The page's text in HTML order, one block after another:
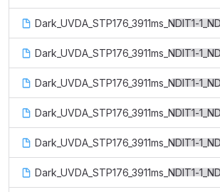
Dark_UVDA_STP176_3911ms_NDIT1-
Dark_UVDA_STP176_3911ms_NDIT1-
Dark_UVDA_STP176_3911ms_NDIT1-
Dark_UVDA_STP176_3911ms_NDIT1-
Dark_UVDA_STP176_3911ms_NDIT1-
Dark_UVDA_STP176_3911ms_NDIT1-